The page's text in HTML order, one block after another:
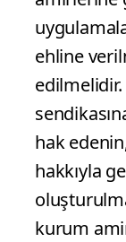
ehline
edilmelidir.
hak
hakkıyla
kurum